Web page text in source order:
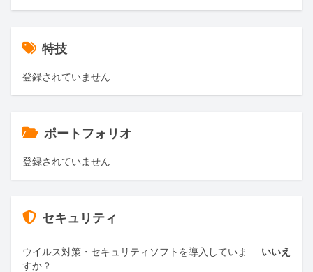
特技
登録されていません
ポートフォリオ
登録されていません
セキュリティ
ウイルス対策・セキュリティソフトを導入していま
すか？
いいえ